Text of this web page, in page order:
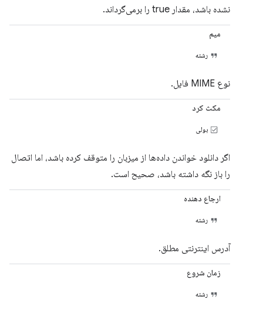
نشده باشد، مقدار true را برمی‌گرداند.
میم
رشته
نوع MIME فایل.
مکث کرد
بولی
اگر دانلود خواندن داده‌ها از میزبان را متوقف کرده باشد، اما اتصال
را باز نگه داشته باشد، صحیح است.
ارجاع دهنده
رشته
آدرس اینترنتی مطلق.
زمان شروع
رشته